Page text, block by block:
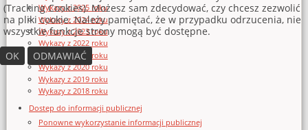
Wykazy z 2025 roku
Wykazy z 2024 roku
Wykazy z 2023 roku
Wykazy z 2022 roku
Wykazy z 2021 roku
Wykazy z 2020 roku
Wykazy z 2019 roku
Wykazy z 2018 roku
Dostęp do informacji publicznej
Ponowne wykorzystanie informacji publicznej
(Tracking Cookies). Możesz sam zdecydować, czy chcesz zezwolić
na pliki cookie. Należy pamiętać, że w przypadku odrzucenia, nie
wszystkie funkcje strony mogą być dostępne.
OK
ODMAWIAĆ